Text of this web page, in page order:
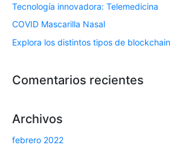
Tecnología innovadora: Telemedicina
COVID Mascarilla Nasal
Explora los distintos tipos de blockchain
Comentarios recientes
Archivos
febrero 2022